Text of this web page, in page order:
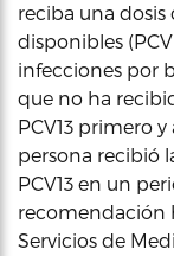
reciba una
disponibles
infecciones por
que no ha
PCV13 primero y
persona recibió
PCV13 en un
recomendación
Servicios de